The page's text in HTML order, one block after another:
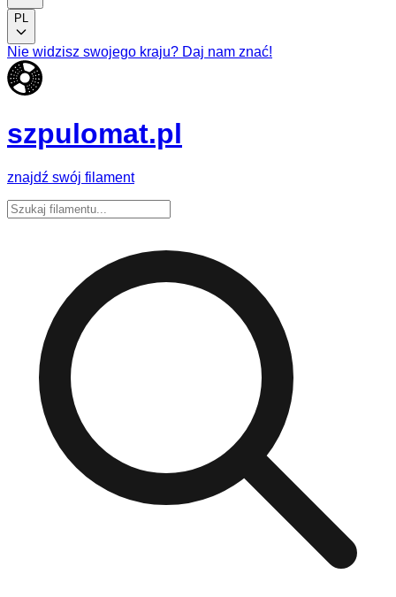
PL
Nie widzisz swojego kraju? Daj nam znać!
szpulomat.pl
znajdź swój filament